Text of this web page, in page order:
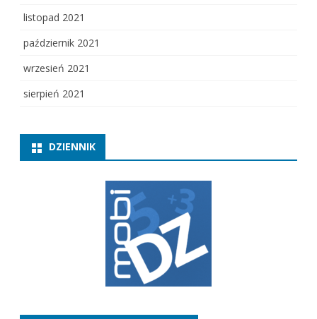
listopad 2021
październik 2021
wrzesień 2021
sierpień 2021
DZIENNIK